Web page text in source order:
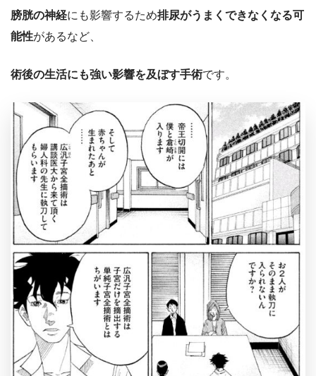
膀胱の神経にも影響するため排尿がうまくできなくなる可
能性があるなど、
術後の生活にも強い影響を及ぼす手術です。